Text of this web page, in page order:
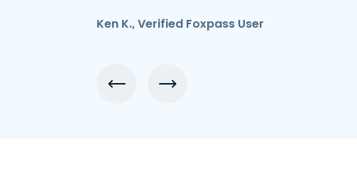
Ken K., Verified Foxpass User